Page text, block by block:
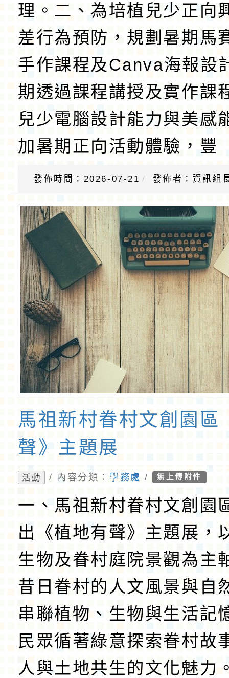
理。二、為培植兒少正向
差行為預防，規劃暑期馬
手作課程及Canva海報設
期透過課程講授及實作課
兒少電腦設計能力與美感
加暑期正向活動體驗，豐
發佈時間：2026-07-21 發佈者：資訊組
馬祖新村眷村文創園區
聲》主題展
活動 / 內容分類： 學務處 / 無上傳附件
一、馬祖新村眷村文創園
出《植地有聲》主題展，
生物及眷村庭院景觀為主
昔日眷村的人文風景與自
串聯植物、生物與生活記
民眾循著綠意探索眷村故
人與土地共生的文化魅力